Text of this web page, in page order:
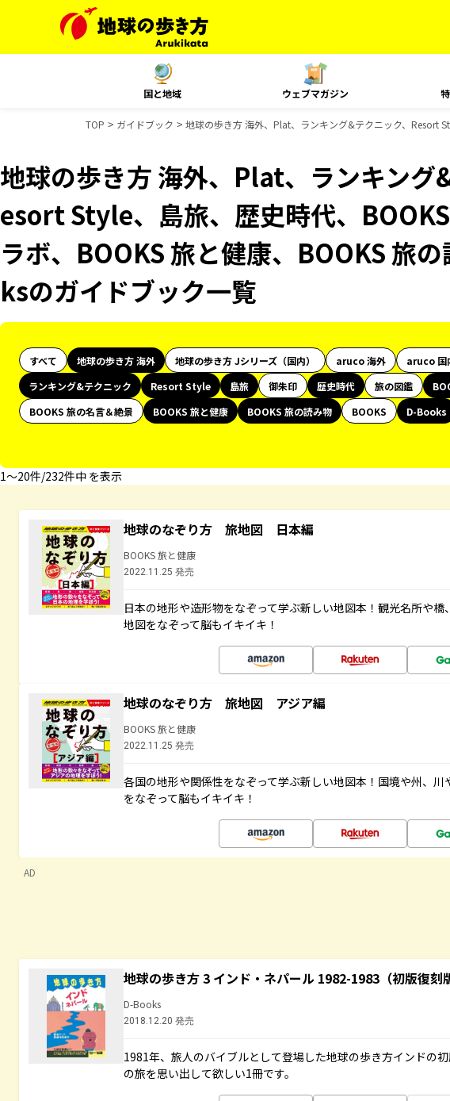
国と地域 ウェブマガジン
TOP ガイドブック 地球の歩き方 海外、Plat、ランキング&テクニック、Resort
地球の歩き方 海外、Plat、ランキング
esort Style、島旅、歴史時代、
ラボ、BOOKS 旅と健康、BOOKS 旅
ksのガイドブック一覧
すべて 地球の歩き方 海外 地球の歩き方 Jシリーズ（国内） aruco 海外 aruco 国
ランキング&テクニック
Resort Style 島旅 御朱印 歴史時代 旅の図鑑
BOOKS 旅の名言＆絶景
BOOKS 旅と健康 BOOKS 旅の読み物 BOOKS
D-Books
1〜20件/232件中 を表示
地球のなぞり方 旅地図 日本編
BOOKS 旅と健康
2022.11.25 発売
日本の地形や造形物をなぞって学ぶ新しい地図本！観光名所や
地図をなぞって脳もイキイキ！
地球のなぞり方 旅地図 アジア編
BOOKS 旅と健康
2022.11.25 発売
各国の地形や関係性をなぞって学ぶ新しい地図本！国境や州、
をなぞって脳もイキイキ！
AD
地球の歩き方 3 インド・ネパール 1982-1983（初版復刻
D-Books
2018.12.20 発売
1981年、旅人のバイブルとして登場した地球の歩き方インドの
の旅を思い出して欲しい1冊です。